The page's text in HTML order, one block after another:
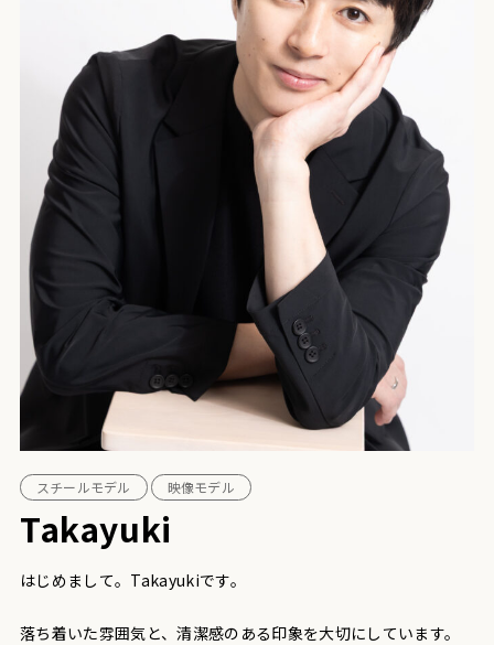
スチールモデル 映像モデル
Takayuki
はじめまして。Takayukiです。
落ち着いた雰囲気と、清潔感のある印象を大切にしています。